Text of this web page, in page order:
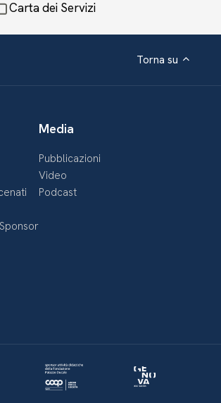
Carta dei Servizi
Torna su
Media
Pubblicazioni
Video
Podcast